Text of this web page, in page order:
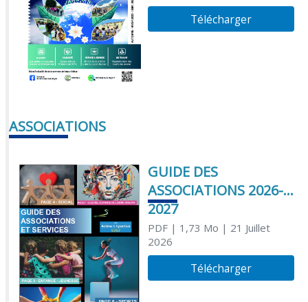
Télécharger
ASSOCIATIONS
GUIDE DES
ASSOCIATIONS 2026-
2027
PDF| 1,73 Mo | 21 Juillet
2026
Télécharger